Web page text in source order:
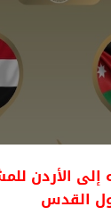
إلى الأردن
القدس